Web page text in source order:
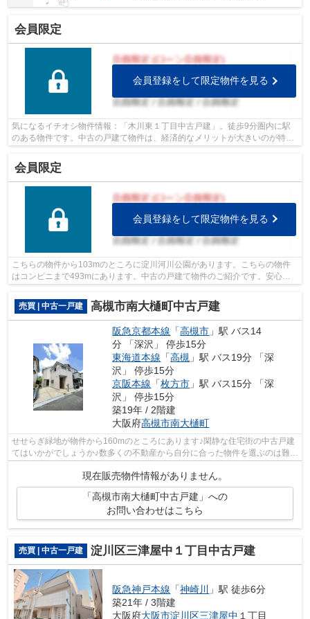
会員限定
会員登録をして限定物件を見る
気になるイチオシ物件情報：「木川東１丁目中古戸建」。徒歩9分圏内に駅
のある物件です。中古の戸建て物件は、経済的なメリットが大きいのが特徴
です。交通アクセスが簡易な地下鉄御堂...
会員限定
会員登録をして限定物件を見る
こちらの物件から103mのところに淀川河川公園があります。こちらの物件
はコンビニまで493mにあります。中古の戸建て物件のご紹介です。安心の
前面道路6m以上の条件を備えております。...
売買 | 中古一戸建
高槻市南大樋町中古戸建
阪急京都本線 「高槻市 」駅 バス14
分 「深沢」 停歩15分
東海道本線 「高槻 」駅 バス19分 「深
沢」 停歩15分
京阪本線 「枚方市 」駅 バス15分 「深
沢」 停歩15分
築19年 / 2階建
大阪府高槻市南大樋町
せせらぎ緑地が物件から160mのところにあります♪閑静な住宅街の中古戸建
てはいかがでしょうか♪数多くの不動産から自分に合った物件を選ぶのは難し
現在販売物件情報がありません。
「高槻市南大樋町中古戸建」への
お問い合わせはこちら
売買 | 中古一戸建 淀川区三津屋中１丁目中古戸建
阪急神戸本線 「神崎川
」駅 徒歩6分
築21年 / 3階建
大阪府大阪市淀川区三津屋中 １丁目